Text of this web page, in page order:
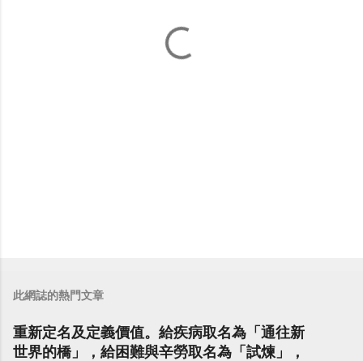
此網誌的熱門文章
重新定名及定義價值。給疾病取名為「通往新
世界的橋」，給困難與辛勞取名為「試煉」，